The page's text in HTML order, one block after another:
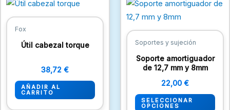
Fox
Útil cabezal torque
38,72 €
AÑADIR AL
CARRITO
Soportes y sujeción
Soporte amortiguador
de 12,7 mm y 8mm
22,00 €
SELECCIONAR
OPCIONES